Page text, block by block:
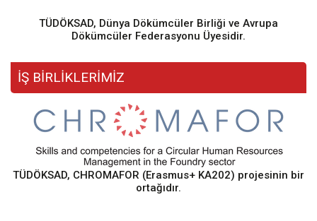
TÜDÖKSAD, Dünya Dökümcüler Birliği ve Avrupa
Dökümcüler Federasyonu Üyesidir.
İŞ BİRLİKLERİMİZ
TÜDÖKSAD, CHROMAFOR (Erasmus+ KA202) projesinin bir
ortağıdır.